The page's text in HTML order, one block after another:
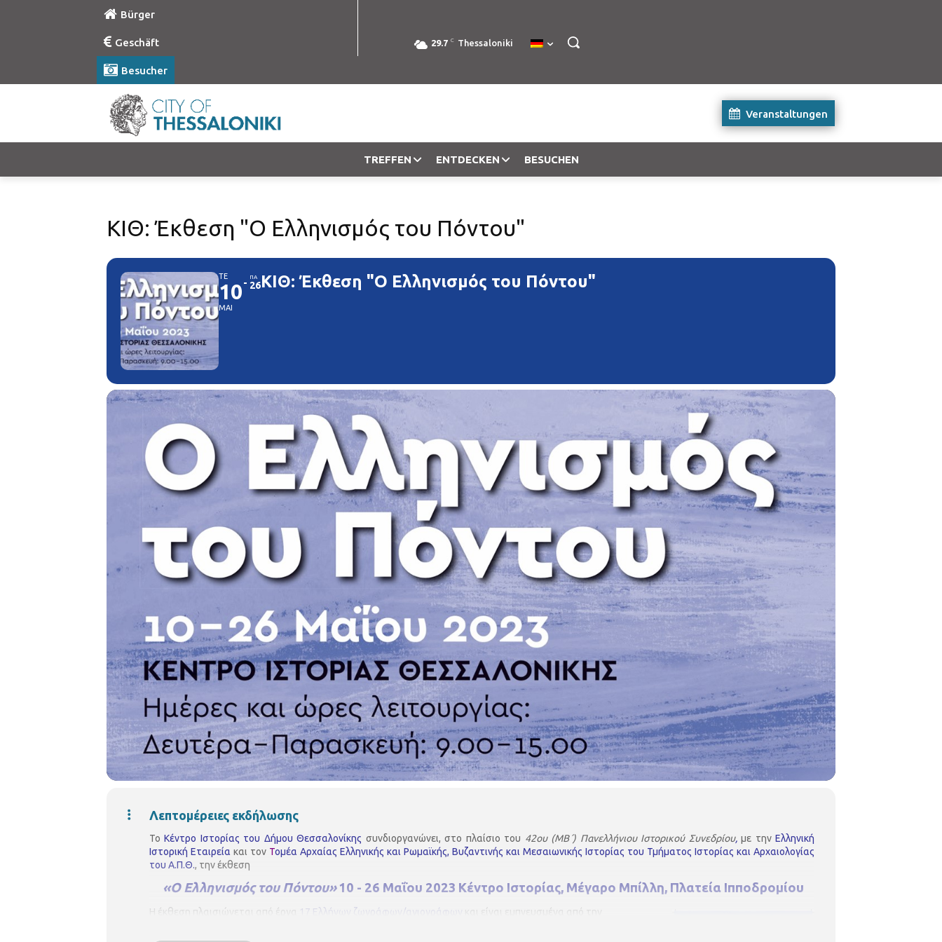
Bürger
Geschäft
Besucher
29.7 C Thessaloniki
Veranstaltungen
TREFFEN ENTDECKEN BESUCHEN
ΚΙΘ: Έκθεση "Ο Ελληνισμός του Πόντου"
ΤΕ
10
ΜΑΙ
ΠΑ
26ΚΙΘ: Έκθεση "Ο Ελληνισμός του Πόντου"
Λεπτομέρειες εκδήλωσης
ΤοΚέντρο Ιστορίας του Δήμου Θεσσαλονίκης συνδιοργανώνει, στο πλαίσιο του 42ου (ΜΒ΄) Πανελλήνιου Ιστορικού Συνεδρίου,με τηνΕλληνική
Ιστορική Εταιρεία και τον Τομέα Αρχαίας Ελληνικής και Ρωμαϊκής, Βυζαντινής και Μεσαιωνικής Ιστορίας του Τμήματος Ιστορίας και Αρχαιολογίας
του Α.Π.Θ., την έκθεση
«Ο Ελληνισμός του Πόντου» 10 - 26 Μαΐου 2023 Κέντρο Ιστορίας, Μέγαρο Μπίλλη, Πλατεία Ιπποδρομίου
Η έκθεση πλαισιώνεται από έργα 17 Ελλήνων ζωγράφων/αγιογράφων
και είναι εμπνευσμένα από την